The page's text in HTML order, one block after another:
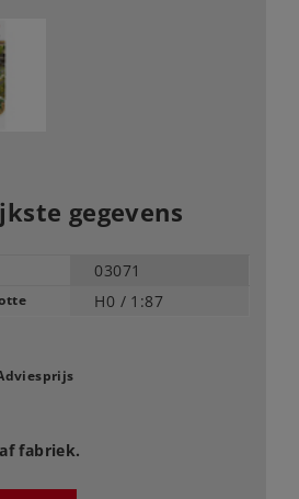
gegevens
03071
H0 / 1:87
fabriek.